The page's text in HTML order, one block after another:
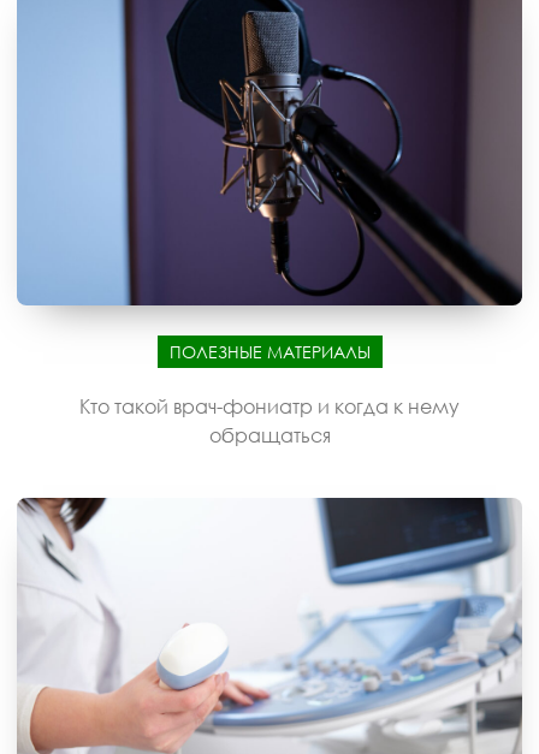
ПОЛЕЗНЫЕ МАТЕРИАЛЫ
Кто такой врач-фониатр и когда к нему
обращаться